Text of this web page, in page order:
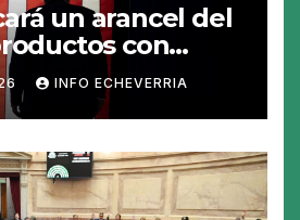
un arancel del
con
frenar el
INFO ECHEVERRIA